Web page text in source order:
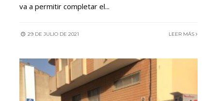
va a permitir completar el...
29 DE JULIO DE 2021 LEER MÁS